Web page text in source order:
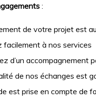
:
de votre projet est
facilement à nos services
d’un accompagnement
de nos échanges est
est prise en compte de